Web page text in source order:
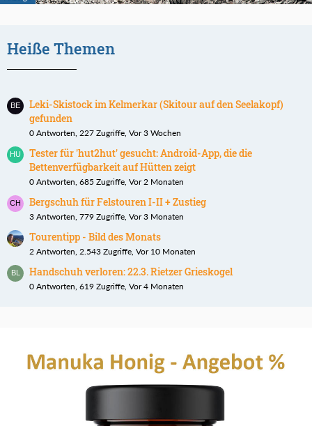
Heiße Themen
Leki-Skistock im Kelmerkar (Skitour auf den Seelakopf)
gefunden
0 Antworten, 227 Zugriffe, Vor 3 Wochen
Tester für 'hut2hut' gesucht: Android-App, die die
Bettenverfügbarkeit auf Hütten zeigt
0 Antworten, 685 Zugriffe, Vor 2 Monaten
Bergschuh für Felstouren I-II + Zustieg
3 Antworten, 779 Zugriffe, Vor 3 Monaten
Tourentipp - Bild des Monats
2 Antworten, 2.543 Zugriffe, Vor 10 Monaten
Handschuh verloren: 22.3. Rietzer Grieskogel
0 Antworten, 619 Zugriffe, Vor 4 Monaten